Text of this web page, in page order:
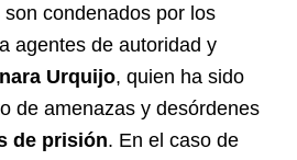
condenados por los
agentes de autoridad y
Urquijo, quien ha sido
de amenazas y desórdenes
de prisión. En el caso de